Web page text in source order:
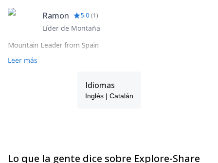
Ramon 5.0 (1)
Líder de Montaña
Mountain Leader from Spain
Leer más
Idiomas
Inglés | Catalán
Lo que la gente dice sobre Explore-Share